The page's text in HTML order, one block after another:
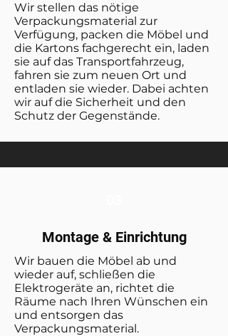
Wir stellen das nötige
Verpackungsmaterial zur
Verfügung, packen die Möbel und
die Kartons fachgerecht ein, laden
sie auf das Transportfahrzeug,
fahren sie zum neuen Ort und
entladen sie wieder. Dabei achten
wir auf die Sicherheit und den
Schutz der Gegenstände.
Montage & Einrichtung
Wir bauen die Möbel ab und
wieder auf, schließen die
Elektrogeräte an, richtet die
Räume nach Ihren Wünschen ein
und entsorgen das
Verpackungsmaterial.